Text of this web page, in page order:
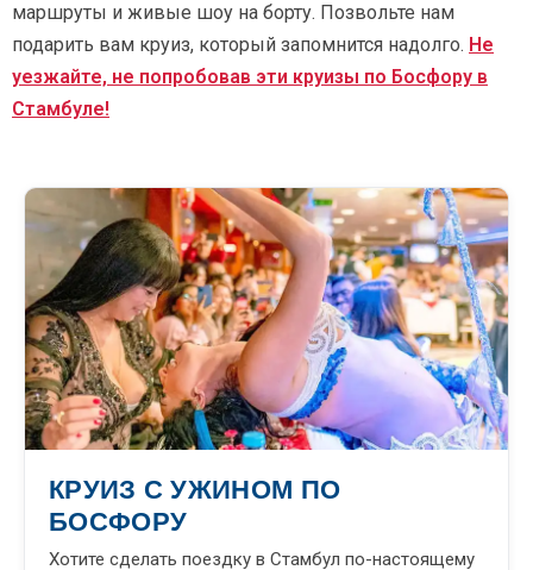
маршруты и живые шоу на борту. Позвольте нам
подарить вам круиз, который запомнится надолго. Не
уезжайте, не попробовав эти круизы по Босфору в
Стамбуле!
КРУИЗ С УЖИНОМ ПО
БОСФОРУ
Хотите сделать поездку в Стамбул по-настоящему